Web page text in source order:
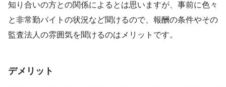
知り合いの方との関係によるとは思いますが、事前に色々
と非常勤バイトの状況など聞けるので、報酬の条件やその
監査法人の雰囲気を聞けるのはメリットです。
デメリット